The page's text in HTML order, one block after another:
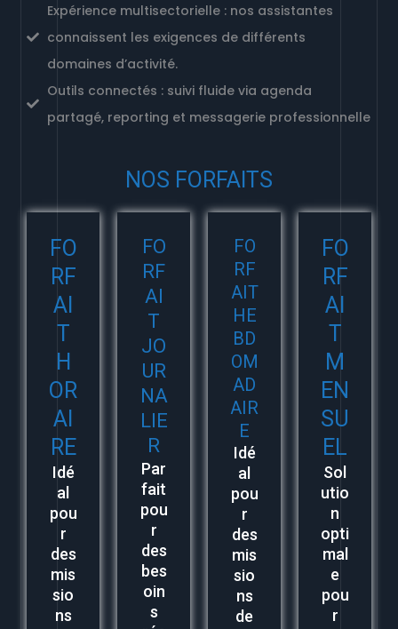
Expérience multisectorielle : nos assistantes
connaissent les exigences de différents
domaines d’activité.
Outils connectés : suivi fluide via agenda
partagé, reporting et messagerie professionnelle
NOS FORFAITS
FO
RF
AI
T
H
OR
AI
RE
Idé
al
pou
r
des
mis
sio
ns
FO
RF
AI
T
JO
UR
NA
LIE
R
Par
fait
pou
r
des
bes
oin
s
FO
RF
AIT
HE
BD
OM
AD
AIR
E
Idé
al
pou
r
des
mis
sio
ns
de
FO
RF
AI
T
M
EN
SU
EL
Sol
utio
n
opti
mal
e
pou
r